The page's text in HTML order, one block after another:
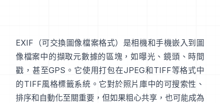
EXIF （可交換圖像檔案格式）是相機和手機嵌入到圖
像檔案中的擷取元數據的區塊，如曝光、鏡頭、時間
戳，甚至GPS。它使用打包在JPEG和TIFF等格式中
的TIFF風格標籤系統。它對於照片庫中的可搜索性、
排序和自動化至關重要，但如果粗心共享，也可能成為